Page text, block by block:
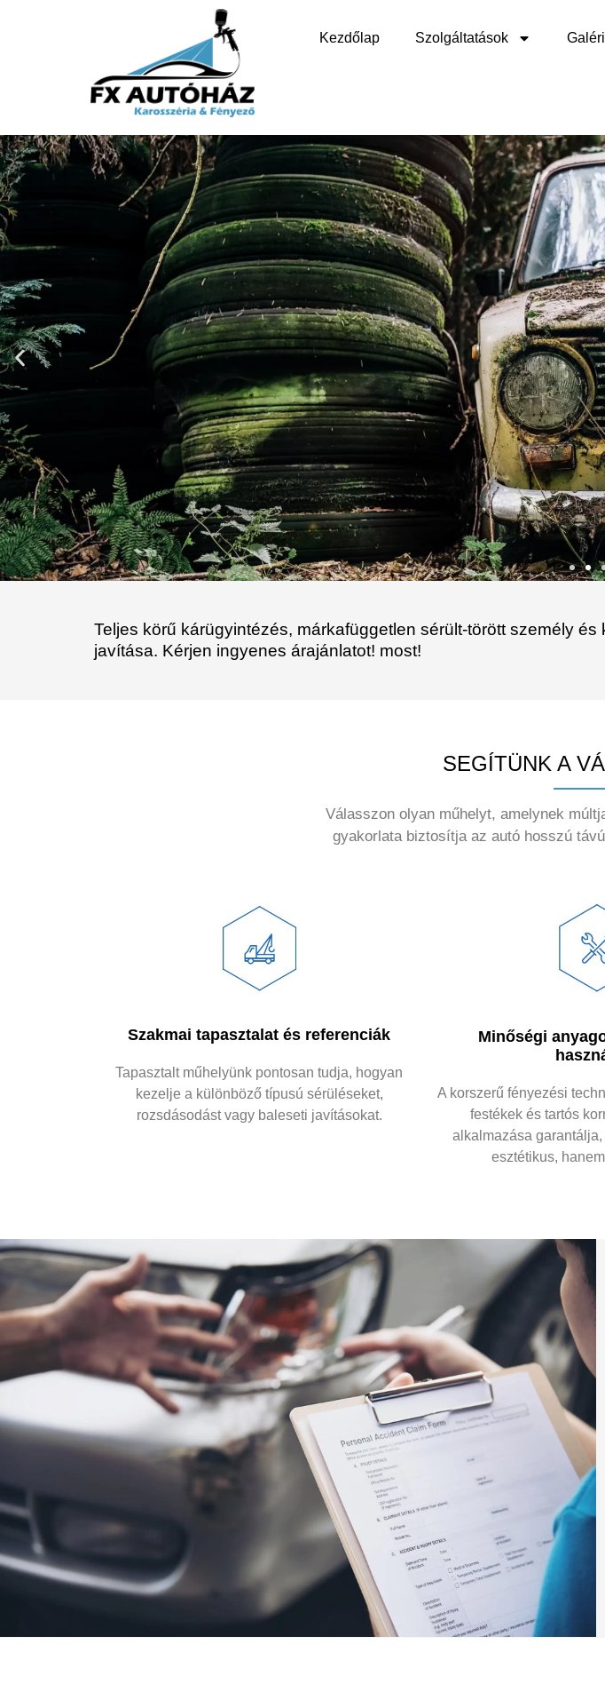
Kezdőlap Szolgáltatások
Teljes körű kárügyintézés, márkafüggetlen sérült-törött személy és
javítása. Kérjen ingyenes árajánlatot! most!
SEGÍTÜNK A
Válasszon olyan műhelyt, amelynek
gyakorlata biztosítja az autó hosszú
Szakmai tapasztalat és referenciák
Tapasztalt műhelyünk pontosan tudja, hogyan
kezelje a különböző típusú sérüléseket,
rozsdásodást vagy baleseti javításokat.
Minőségi
A korszerű fényezési
festékek és tartós
alkalmazása
esztétikus,